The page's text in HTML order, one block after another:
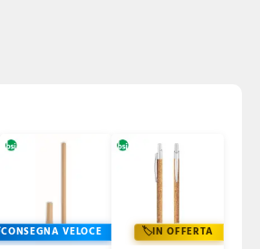
CONSEGNA VELOCE IN OFFERTA